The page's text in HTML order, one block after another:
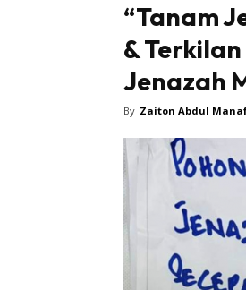
“Tanam
&
Jenazah
By Zaiton Abdul